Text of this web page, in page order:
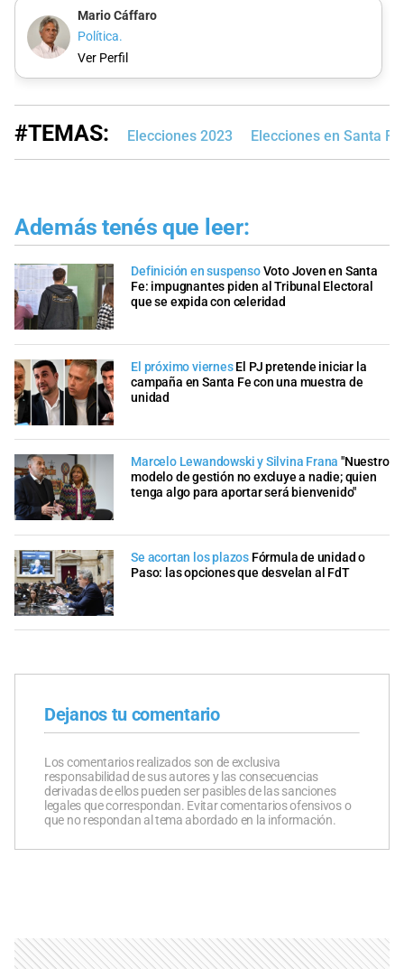
Mario Cáffaro
Política.
Ver Perfil
#TEMAS: Elecciones 2023 Elecciones en Santa Fe
Además tenés que leer:
Definición en suspensoVoto Joven en Santa
Fe: impugnantes piden al Tribunal Electoral
que se expida con celeridad
El próximo viernesEl PJ pretende iniciar la
campaña en Santa Fe con una muestra de
unidad
Marcelo Lewandowski y Silvina Frana "Nuestro
modelo de gestión no excluye a nadie; quien
tenga algo para aportar será bienvenido"
Se acortan los plazos Fórmula de unidad o
Paso: las opciones que desvelan al FdT
Dejanos tu comentario
Los comentarios realizados son de exclusiva
responsabilidad de sus autores y las consecuencias
derivadas de ellos pueden ser pasibles de las sanciones
legales que correspondan. Evitar comentarios ofensivos o
que no respondan al tema abordado en la información.